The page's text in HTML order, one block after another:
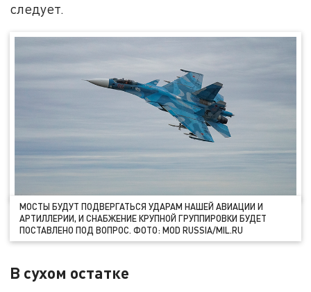
следует.
МОСТЫ БУДУТ ПОДВЕРГАТЬСЯ УДАРАМ НАШЕЙ АВИАЦИИ И
АРТИЛЛЕРИИ, И СНАБЖЕНИЕ КРУПНОЙ ГРУППИРОВКИ БУДЕТ
ПОСТАВЛЕНО ПОД ВОПРОС. ФОТО: MOD RUSSIA/MIL.RU
В сухом остатке